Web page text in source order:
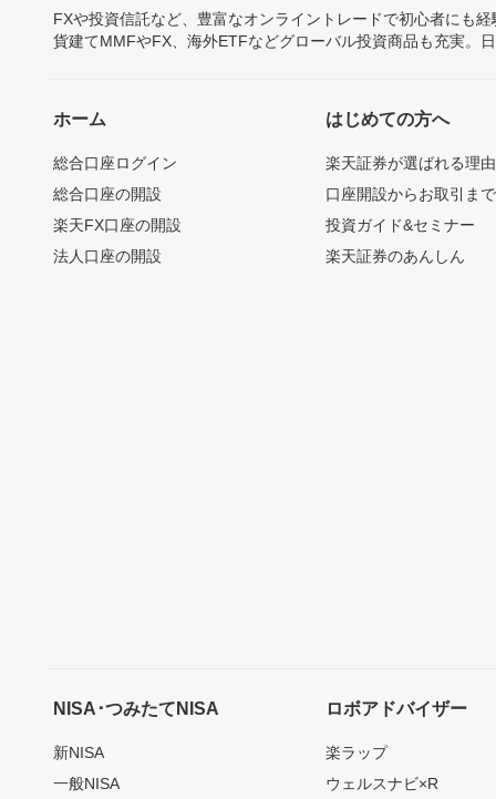
FXや投資信託など、豊富なオンライントレードで初心者にも
貨建てMMFやFX、海外ETFなどグローバル投資商品も充実。
ホーム
総合口座ログイン
総合口座の開設
楽天FX口座の開設
法人口座の開設
はじめての方へ
楽天証券が選ばれる理由
口座開設からお取引ま
投資ガイド&セミナー
楽天証券のあんしん
NISA･つみたてNISA
新NISA
一般NISA
ロボアドバイザー
楽ラップ
ウェルスナビ×R